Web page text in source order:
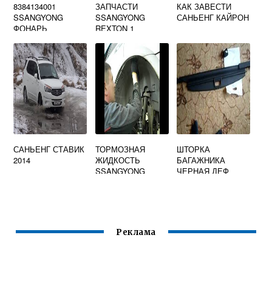
8384134001
SSANGYONG
ФОНАРЬ
НОМЕРНОГО
ЗНАКА
ЗАПЧАСТИ
SSANGYONG
REXTON 1
КАК ЗАВЕСТИ
САНЬЕНГ КАЙРОН
САНЬЕНГ СТАВИК
2014
ТОРМОЗНАЯ
ЖИДКОСТЬ
SSANGYONG
ШТОРКА
БАГАЖНИКА
ЧЕРНАЯ ДЕФ
Реклама